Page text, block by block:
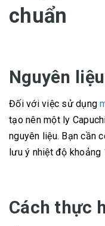
chuẩn
Nguyên
Đối với việc sử dụng
tạo nên một ly
nguyên liệu. Bạn cần
lưu ý nhiệt độ khoảng
Cách thực